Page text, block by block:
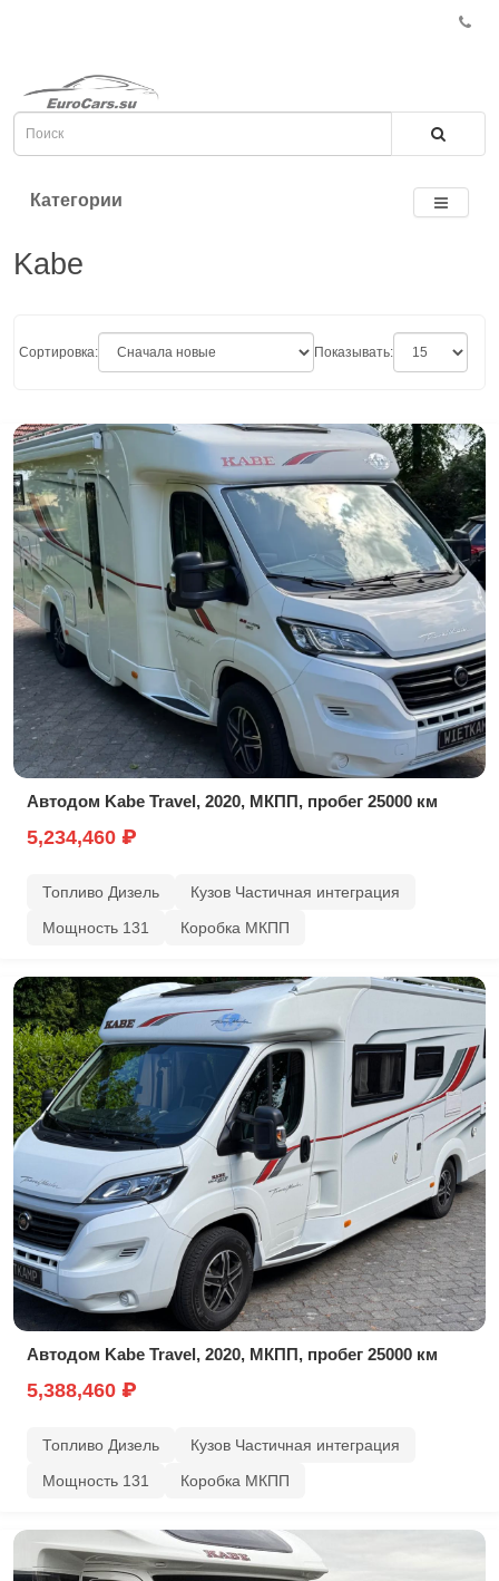
Категории
Kabe
Сортировка: Показывать:
Автодом Kabe Travel, 2020, МКПП, пробег 25000 км
5,234,460 ₽
Топливо Дизель
Кузов Частичная интеграция
Мощность 131
Коробка МКПП
Автодом Kabe Travel, 2020, МКПП, пробег 25000 км
5,388,460 ₽
Топливо Дизель
Кузов Частичная интеграция
Мощность 131
Коробка МКПП